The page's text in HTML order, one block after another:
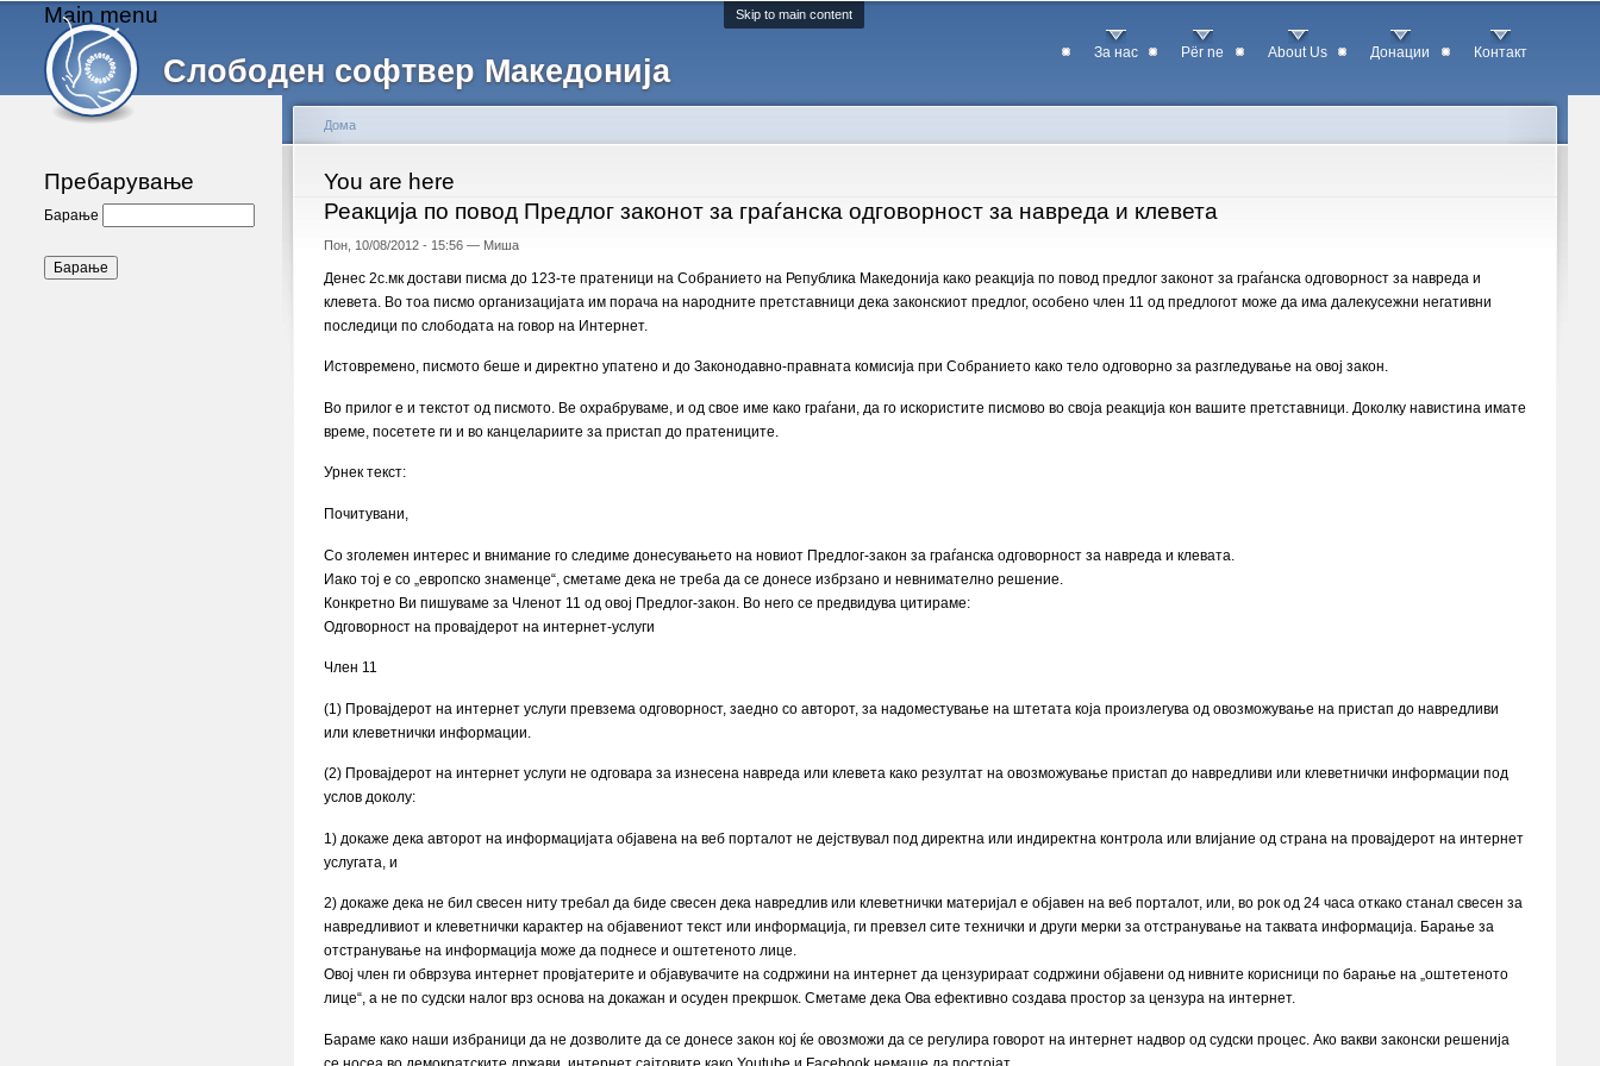
Skip to main content
Слободен софтвер Македонија
Main menu
За нас Për ne About Us Донации Контакт
Пребарување
Барање
You are here
Дома
Реакција по повод Предлог законот за граѓанска одговорност за навреда и клевета
Пон, 10/08/2012 - 15:56 — Миша
Денес 2с.мк достави писма до 123-те пратеници на Собранието на Република Македонија како реакција по повод предлог законот за граѓанска одговорност за навреда и
клевета. Во тоа писмо организацијата им порача на народните претставници дека законскиот предлог, особено член 11 од предлогот може да има далекусежни негативни
последици по слободата на говор на Интернет.
Истовремено, писмото беше и директно упатено и до Законодавно-правната комисија при Собранието како тело одговорно за разгледување на овој закон.
Во прилог е и текстот од писмото. Ве охрабруваме, и од свое име како граѓани, да го искористите писмово во своја реакција кон вашите претставници. Доколку навистина имате
време, посетете ги и во канцелариите за пристап до пратениците.
Урнек текст:
Почитувани,
Со зголемен интерес и внимание го следиме донесувањето на новиот Предлог-закон за граѓанска одговорност за навреда и клевата.
Иако тој е со „европско знаменце“, сметаме дека не треба да се донесе избрзано и невнимателно решение.
Конкретно Ви пишуваме за Членот 11 од овој Предлог-закон. Во него се предвидува цитираме:
Одговорност на провајдерот на интернет-услуги
Член 11
(1) Провајдерот на интернет услуги превзема одговорност, заедно со авторот, за надоместување на штетата која произлегува од овозможување на пристап до навредливи
или клеветнички информации.
(2) Провајдерот на интернет услуги не одговара за изнесена навреда или клевета како резултат на овозможување пристап до навредливи или клеветнички информации под
услов доколу:
1) докаже дека авторот на информацијата објавена на веб порталот не дејствувал под директна или индиректна контрола или влијание од страна на провајдерот на интернет
услугата, и
2) докаже дека не бил свесен ниту трeбал да биде свесен дека навредлив или клеветнички материјал е објавен на веб порталот, или, во рок од 24 часа откако станал свесен за
навредливиот и клеветнички карактер на објавениот текст или информација, ги превзел сите технички и други мерки за отстранување на таквата информација. Барање за
отстранување на информација може да поднесе и оштетеното лице.
Овој член ги обврзува интернет провјатерите и објавувачите на содржини на интернет да цензурираат содржини објавени од нивните корисници по барање на „оштетеното
лице“, а не по судски налог врз основа на докажан и осуден прекршок. Сметаме дека Ова ефективно создава простор за цензура на интернет.
Бараме како наши избраници да не дозволите да се донесе закон кој ќе овозможи да се регулира говорот на интернет надвор од судски процес. Ако вакви законски решенија